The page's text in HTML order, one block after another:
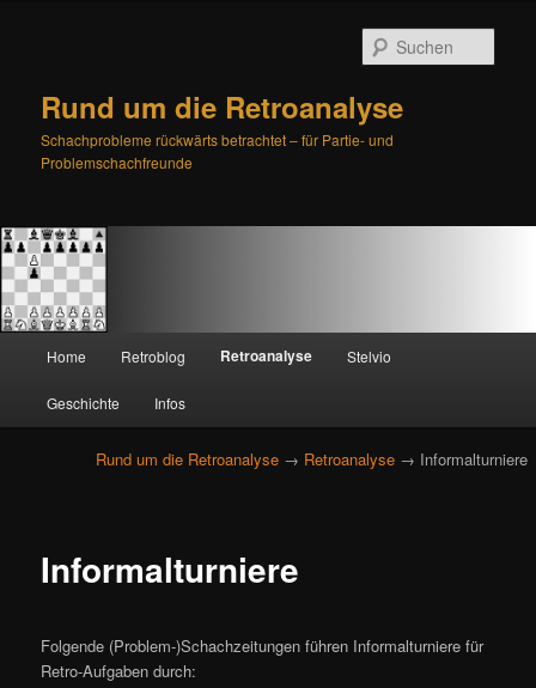
Rund um die Retroanalyse
Schachprobleme rückwärts betrachtet – für Partie- und
Problemschachfreunde
Zum
primären
Inhalt
Zum
sekundären
Inhalt
Home Retroblog Retroanalyse Stelvio
Geschichte Infos
Rund um die Retroanalyse → Retroanalyse → Informalturniere
Informalturniere
Folgende (Problem-)Schachzeitungen führen Informalturniere für
Retro-Aufgaben durch: